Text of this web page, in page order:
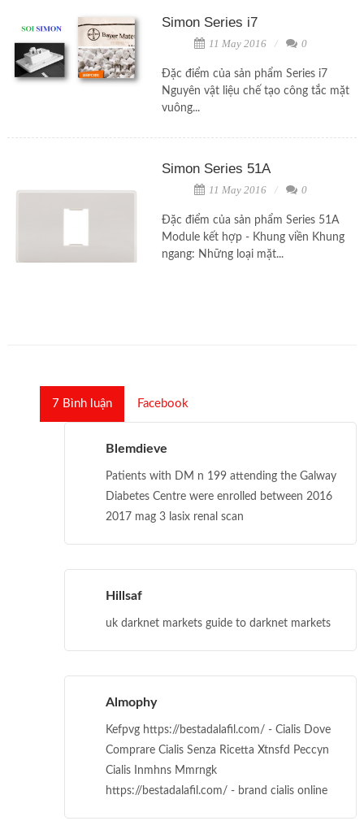
Simon Series i7
11 May 2016 0
Đặc điểm của sản phẩm Series i7
Nguyên vật liệu chế tạo công tắc mặt
vuông...
Simon Series 51A
11 May 2016 0
Đặc điểm của sản phẩm Series 51A
Module kết hợp - Khung viền Khung
ngang: Những loại mặt...
7 Bình luận Facebook
Blemdieve
Patients with DM n 199 attending the Galway
Diabetes Centre were enrolled between 2016
2017 mag 3 lasix renal scan
Hillsaf
uk darknet markets guide to darknet markets
Almophy
Kefpvg https://bestadalafil.com/ - Cialis Dove
Comprare Cialis Senza Ricetta Xtnsfd Peccyn
Cialis Inmhns Mmrngk
https://bestadalafil.com/ - brand cialis online